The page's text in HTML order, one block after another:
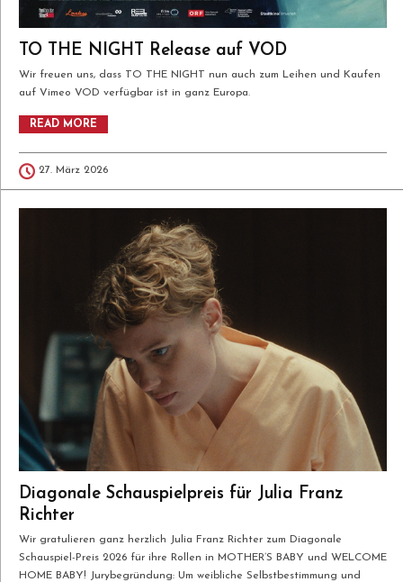
TO THE NIGHT Release auf VOD
Wir freuen uns, dass TO THE NIGHT nun auch zum Leihen und Kaufen
auf Vimeo VOD verfügbar ist in ganz Europa.
READ MORE
27. März 2026
Diagonale Schauspielpreis für Julia Franz
Richter
Wir gratulieren ganz herzlich Julia Franz Richter zum Diagonale
Schauspiel-Preis 2026 für ihre Rollen in MOTHER’S BABY und WELCOME
HOME BABY! Jurybegründung: Um weibliche Selbstbestimmung und